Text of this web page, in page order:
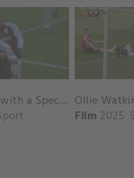
Aston Villa with a Spectacular Goal vs. Nottingham Forest
Film 2025